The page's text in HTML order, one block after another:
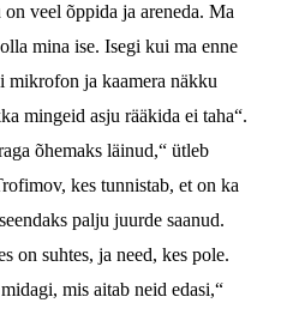
veel õppida ja areneda. Ma
mina ise. Isegi kui ma enne
mikrofon ja kaamera näkku
mingeid asju rääkida ei taha“.
õhemaks läinud,“ ütleb
kes tunnistab, et on ka
palju juurde saanud.
on suhtes, ja need, kes pole.
mis aitab neid edasi,“